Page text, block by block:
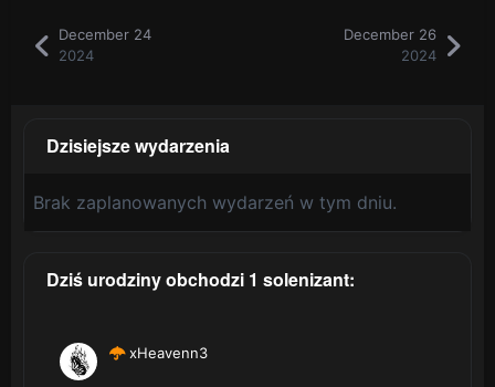
December 24
2024
December 26
2024
Dzisiejsze wydarzenia
Brak zaplanowanych wydarzeń w tym dniu.
Dziś urodziny obchodzi 1 solenizant:
xHeavenn3